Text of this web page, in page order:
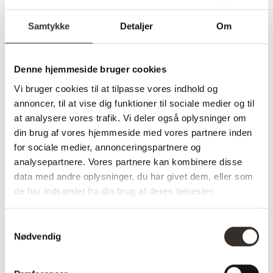
Samtykke Detaljer Om
Denne hjemmeside bruger cookies
Vi bruger cookies til at tilpasse vores indhold og
annoncer, til at vise dig funktioner til sociale medier og til
at analysere vores trafik. Vi deler også oplysninger om
din brug af vores hjemmeside med vores partnere inden
for sociale medier, annonceringspartnere og
analysepartnere. Vores partnere kan kombinere disse
data med andre oplysninger, du har givet dem, eller som
de har indsamlet fra din brug af deres tjenester.
Nødvendig
Specifikationer:
Model:
Athens og Agustin Spisebordssæt –
I
udstilling:
Nej
Materiale: Keramik, MDF, Decorpapir, Egetræ
Farve: Hvid / Mørkebrun / Smoked
Længde: 57/120 cm
Bredde: 57/120 cm
Højde: